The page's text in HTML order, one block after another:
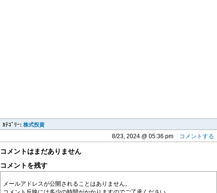
ｶﾃｺﾞﾘｰ: 株式投資
8/23, 2024 @ 05:36 pm コメントする
コメントはまだありません
コメントを残す
メールアドレスが公開されることはありません。